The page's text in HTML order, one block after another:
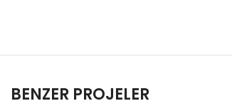
BENZER PROJELER